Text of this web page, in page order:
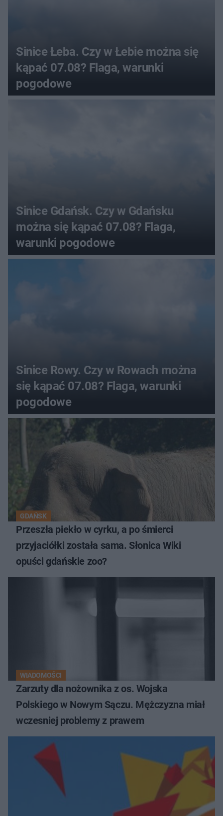
Sinice Łeba. Czy w Łebie można się
kąpać 07.08? Flaga, warunki
pogodowe
Sinice Gdańsk. Czy w Gdańsku
można się kąpać 07.08? Flaga,
warunki pogodowe
Sinice Rowy. Czy w Rowach można
się kąpać 07.08? Flaga, warunki
pogodowe
GDAŃSK
Przeszła piekło w cyrku, a po śmierci
przyjaciółki została sama. Słonica Wiki
opuści gdańskie zoo?
WIADOMOŚCI
Zarzuty dla nożownika z os. Wojska
Polskiego w Nowym Sączu. Mężczyzna miał
wczesniej problemy z prawem